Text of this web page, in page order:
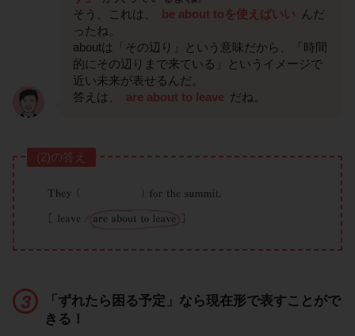
そう、これは、
be about toを使えばいい んだ
ったね。
aboutは「その辺り」という意味だから、「時間
的にその辺りまで来ている」というイメージで
近い未来が表せるんだ。
答えは、
are about to leave だね。
(2)の答え
「ずれたら困る予定」なら現在形で表すことがで
きる！